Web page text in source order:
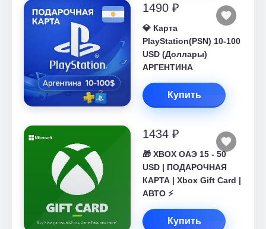
1490 ₽
💎 Карта
PlayStation(PSN) 10-100
USD (Доллары)
АРГЕНТИНА
Купить
1434 ₽
🎁 XBOX ОАЭ 15 - 50
USD | ПОДАРОЧНАЯ
КАРТА | Xbox Gift Card |
АВТО ⚡
Купить